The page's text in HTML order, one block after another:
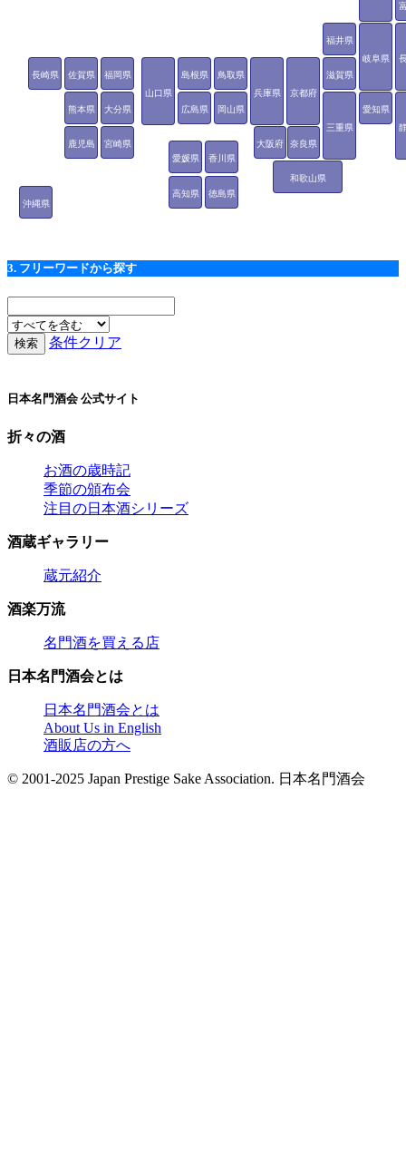
福井県
岐阜県
愛知県
三重県
滋賀県
京都府
大阪府
兵庫県
奈良県
和歌山県
鳥取県
島根県
岡山県
広島県
山口県
徳島県
香川県
愛媛県
高知県
福岡県
佐賀県
長崎県
熊本県 大分県
宮崎県
鹿児島
沖縄県
3. フリーワードから探す
条件クリア
日本名門酒会 公式サイト
折々の酒
お酒の歳時記
季節の頒布会
注目の日本酒シリーズ
酒蔵ギャラリー
蔵元紹介
酒楽万流
名門酒を買える店
日本名門酒会とは
日本名門酒会とは
About Us in English
酒販店の方へ
© 2001-2025 Japan Prestige Sake Association. 日本名門酒会